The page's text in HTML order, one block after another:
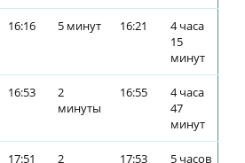
16:16 5 минут 16:21
4 часа
15
минут
16:53
2
минуты
16:55
4 часа
47
минут
17:51
2
17:53
5 часов